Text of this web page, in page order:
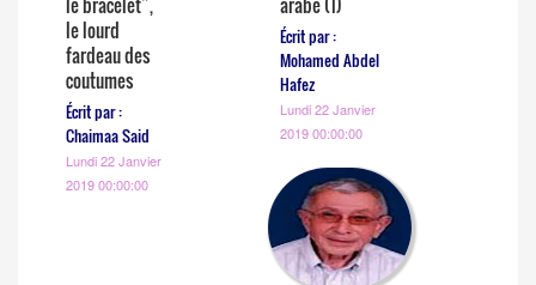
le lourd
fardeau des
coutumes
Écrit par :
Chaimaa Said
Lundi 22 Janvier
2019 00:00:00
Écrit par :
Mohamed Abdel
Hafez
Lundi 22 Janvier
2019 00:00:00